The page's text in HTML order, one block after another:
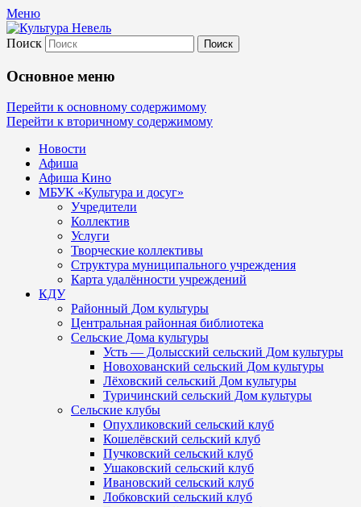
Меню
Культура Невель
МБУК Невельского района "Культура
и досуг"
Поиск
Основное меню
Перейти к основному содержимому
Перейти к вторичному содержимому
Новости
Афиша
Афиша Кино
МБУК «Культура и досуг»
Учредители
Коллектив
Услуги
Творческие коллективы
Структура муниципального учреждения
Карта удалённости учреждений
КДУ
Районный Дом культуры
Центральная районная библиотека
Сельские Дома культуры
Усть — Долысский сельский Дом культуры
Новохованский сельский Дом культуры
Лёховский сельский Дом культуры
Туричинский сельский Дом культуры
Сельские клубы
Опухликовский сельский клуб
Кошелёвский сельский клуб
Пучковский сельский клуб
Ушаковский сельский клуб
Ивановский сельский клуб
Лобковский сельский клуб